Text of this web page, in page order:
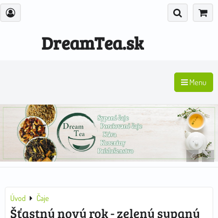
DreamTea.sk
Menu
Úvod Čaje
Šťastný nový rok - zelený sypaný